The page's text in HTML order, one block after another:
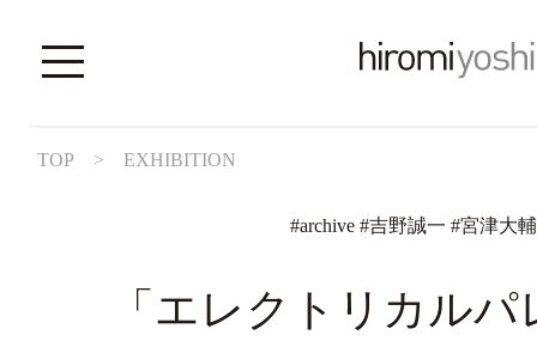
TOP > EXHIBITION
#archive #吉野誠一 #宮津大輔
「エレクトリカル